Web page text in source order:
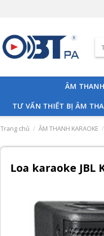
ÂM
TƯ VẤN THIẾT BỊ ÂM
Trang chủ / ÂM THANH KARAOKE /
Loa karaoke JBL